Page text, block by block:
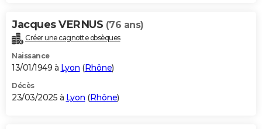
Jacques VERNUS (76 ans)
Créer une cagnotte obsèques
Naissance
13/01/1949 à Lyon (Rhône)
Décès
23/03/2025 à Lyon (Rhône)